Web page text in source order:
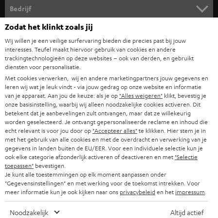
is er de CAGE PRO, een
audio, diepe bas en ultiem draagcomfort.
Met Teufel’s over-ear modellen kies je voor maximale isolatie, lange
onderdompelt in muziek, films of games.
Spatwaterbestendige bluetooth koptelefoons
Veel Teufel in-ears zijn uitgerust met een IPX-certificering en daardoor
water- of zweetbestendig. Dat maakt ze ideaal voor sport, reizen of
dagelijks gebruik in alle weersomstandigheden.
AIRY TWS 2heeft een IPX4-rating en is daarmee beschermd tegen
spatwater.
AIRY SPORTS TWSgaat nog verder met een IPX7-rating, waardoor hij
volledig waterdicht is en bestand tegen intensieve trainingen of
regenbuien.
Natuurlijk hebben we ook
waterdichte speakers
je altijd en overal op je muziek vertrouwen – met de zekerheid van Teufel-
sound en robuuste kwaliteit.
Krachtig geluid via je bluetooth koptelefoon
Alle Teufel bluetooth koptelefoons maken gebruik van de nieuwste
n
i
e
u
w
s
b
r
i
e
f
COMPLETE SYSTEMEN
SOUNDBARS
HIFI-SPEAKERS
SMART HOME
BLUETOOTH
KOPTELEFOONS
BLUETOOTH KOPTELEFOONS
COMPLETE SETS
SPEAKERS
Bedrijf
SUPPORT
CARRIÈRE
B2B
PARTNERPROGRAMMA
BLOG
NEWSLETTER
STORES
TEUFEL VOORDELEN
DUITSLAND
OOSTENRIJK
ZWITSERLAND
NEDERLAND
BELGIË
FRANKRIJK
Zodat het klinkt zoals jij
Wij willen je een veilige surfervaring bieden die precies past bij jouw
interesses. Teufel maakt hiervoor gebruik van cookies en andere
trackingtechnologieën op deze websites – ook van derden, en gebruikt
diensten voor personalisatie.
Met cookies verwerken, wij en andere marketingpartners jouw gegevens en
leren wij wat je leuk vindt - via jouw gedrag op onze website en informatie
van je apparaat. Aan jou de keuze: als je op "Alles weigeren" klikt, bevestig je
onze basisinstelling, waarbij wij alleen noodzakelijke cookies activeren. Dit
betekent dat je aanbevelingen zult ontvangen, maar dat ze willekeurig
worden geselecteerd. Je ontvangt gepersonaliseerde reclame en inhoud die
echt relevant is voor jou door op "Accepteer alles"te klikken. Hier stem je in
met het gebruik van alle cookies en met de overdracht en verwerking van je
gegevens in landen buiten de EU/EER. Voor een individuele selectie kun je
ook elke categorie afzonderlijk activeren of deactiveren en met "Selectie
toepassen" bevestigen.
Je kunt alle toestemmingen op elk moment aanpassen onder
"Gegevensinstellingen" en met werking voor de toekomst intrekken. Voor
meer informatie kun je ook kijken naar ons privacybeleiden het impressum
Noodzakelijk Altijd actief